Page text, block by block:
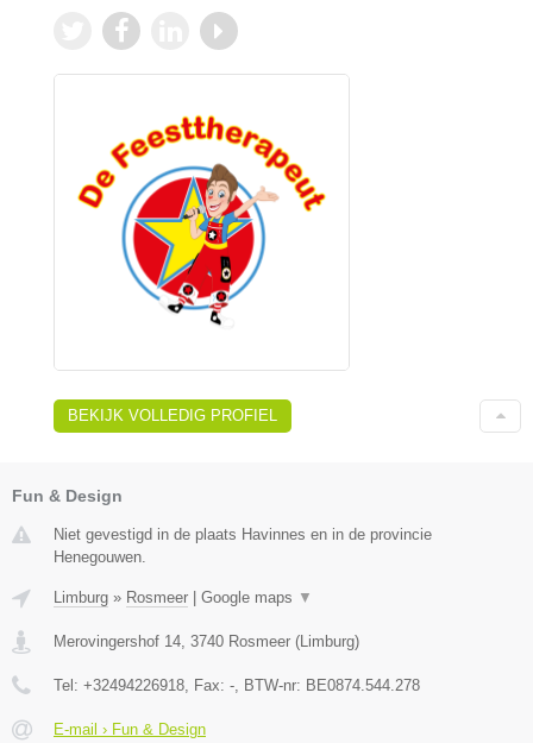
BEKIJK VOLLEDIG PROFIEL
Fun & Design
Niet gevestigd in de plaats Havinnes en in de provincie
Henegouwen.
Limburg » Rosmeer | Google maps ▼
Merovingershof 14 3740 Rosmeer (Limburg)
Tel: +32494226918 , Fax: - , BTW-nr: BE0874.544.278
E-mail › Fun & Design